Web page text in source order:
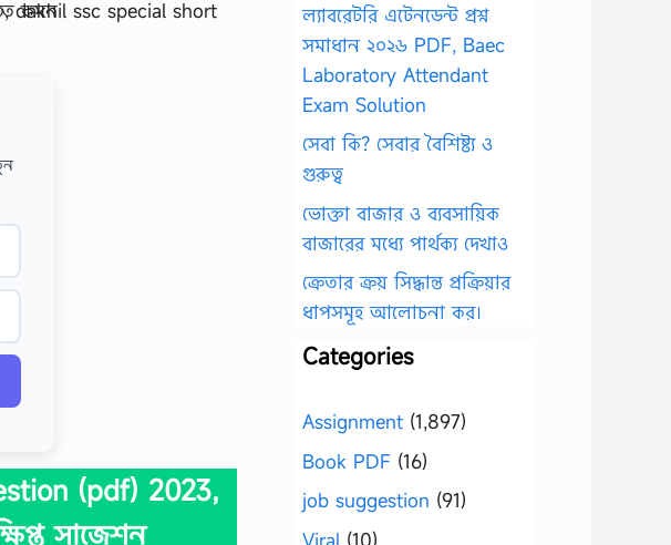
(pdf) 2023,
সাজেশন
ল্যাবরেটরি এটেনডেন্ট প্রশ্ন
সমাধান ২০২৬ PDF, Baec
Laboratory Attendant
Exam Solution
সেবা কি? সেবার বৈশিষ্ট্য ও
গুরুত্ব
ভোক্তা বাজার ও ব্যবসায়িক
বাজারের মধ্যে পার্থক্য দেখাও
ক্রেতার ক্রয় সিদ্ধান্ত প্রক্রিয়ার
ধাপসমূহ আলোচনা কর।
Categories
Assignment (1,897)
Book PDF (16)
job suggestion (91)
Viral (10)